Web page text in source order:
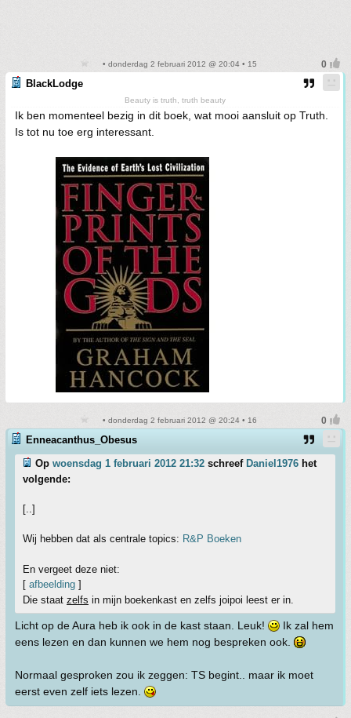
• donderdag 2 februari 2012 @ 20:04 • 15
BlackLodge
Beauty is truth, truth beauty
Ik ben momenteel bezig in dit boek, wat mooi aansluit op Truth.
Is tot nu toe erg interessant.
• donderdag 2 februari 2012 @ 20:24 • 16
Enneacanthus_Obesus
Op woensdag 1 februari 2012 21:32 schreef Daniel1976 het
volgende:
[..]
Wij hebben dat als centrale topics: R&P Boeken
En vergeet deze niet:
[ afbeelding ]
Die staat zelfs in mijn boekenkast en zelfs joipoi leest er in.
Licht op de Aura heb ik ook in de kast staan. Leuk!
Ik zal hem
eens lezen en dan kunnen we hem nog bespreken ook.
Normaal gesproken zou ik zeggen: TS begint.. maar ik moet
eerst even zelf iets lezen.